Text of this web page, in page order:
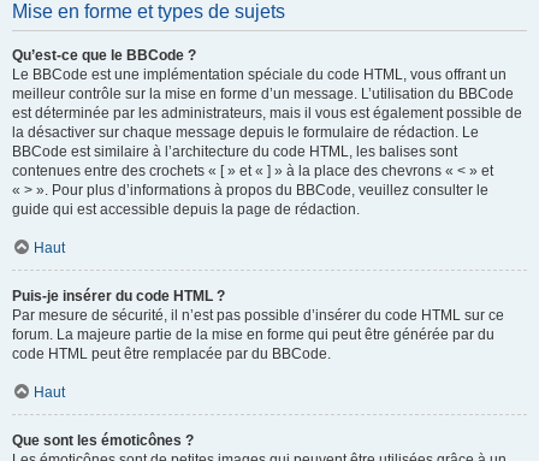
Mise en forme et types de sujets
Qu’est-ce que le BBCode ?
Le BBCode est une implémentation spéciale du code HTML, vous offrant un
meilleur contrôle sur la mise en forme d’un message. L’utilisation du BBCode
est déterminée par les administrateurs, mais il vous est également possible de
la désactiver sur chaque message depuis le formulaire de rédaction. Le
BBCode est similaire à l’architecture du code HTML, les balises sont
contenues entre des crochets « [ » et « ] » à la place des chevrons « < » et
« > ». Pour plus d’informations à propos du BBCode, veuillez consulter le
guide qui est accessible depuis la page de rédaction.
Haut
Puis-je insérer du code HTML ?
Par mesure de sécurité, il n’est pas possible d’insérer du code HTML sur ce
forum. La majeure partie de la mise en forme qui peut être générée par du
code HTML peut être remplacée par du BBCode.
Haut
Que sont les émoticônes ?